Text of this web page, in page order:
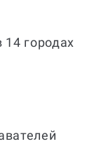
городах